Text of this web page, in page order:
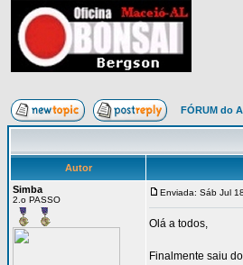
FÓRUM do
Autor
Simba
2.o PASSO
Enviada: Sáb Jul
Olá a todos,
Finalmente saiu